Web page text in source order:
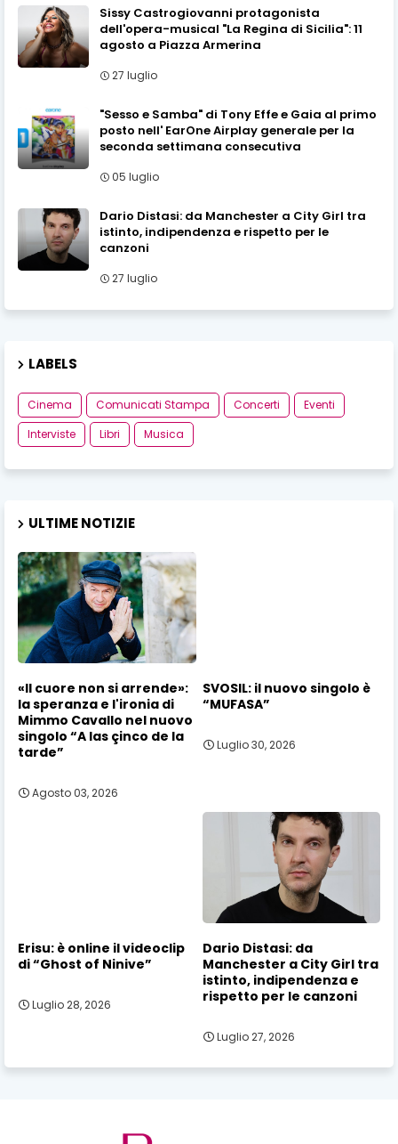
Sissy Castrogiovanni protagonista
dell'opera-musical "La Regina di Sicilia": 11
agosto a Piazza Armerina
27 luglio
"Sesso e Samba" di Tony Effe e Gaia al primo
posto nell' EarOne Airplay generale per la
seconda settimana consecutiva
05 luglio
Dario Distasi: da Manchester a City Girl tra
istinto, indipendenza e rispetto per le
canzoni
27 luglio
LABELS
Cinema Comunicati Stampa Concerti
Eventi
Interviste
Libri Musica
ULTIME NOTIZIE
«Il cuore non si arrende»:
la speranza e l'ironia di
Mimmo Cavallo nel nuovo
singolo “A las çinco de la
tarde”
Agosto 03, 2026
SVOSIL: il nuovo singolo è
“MUFASA”
Luglio 30, 2026
Erisu: è online il videoclip
di “Ghost of Ninive”
Luglio 28, 2026
Dario Distasi: da
Manchester a City Girl tra
istinto, indipendenza e
rispetto per le canzoni
Luglio 27, 2026